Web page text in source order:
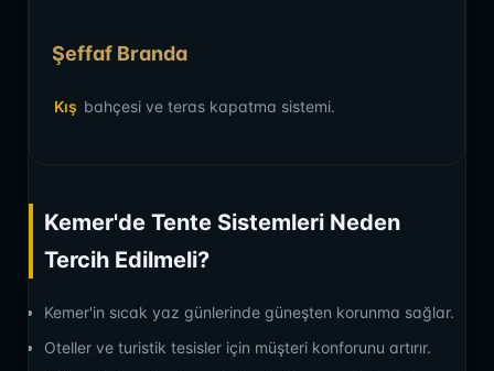
Şeffaf Branda
Kış bahçesi ve teras kapatma sistemi.
Kemer'de Tente Sistemleri Neden
Tercih Edilmeli?
Kemer'in sıcak yaz günlerinde güneşten korunma sağlar.
Oteller ve turistik tesisler için müşteri konforunu artırır.